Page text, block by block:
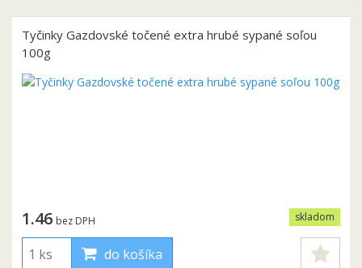
Tyčinky Gazdovské točené extra hrubé sypané soľou
100g
skladom
1.46 bez DPH
do košíka